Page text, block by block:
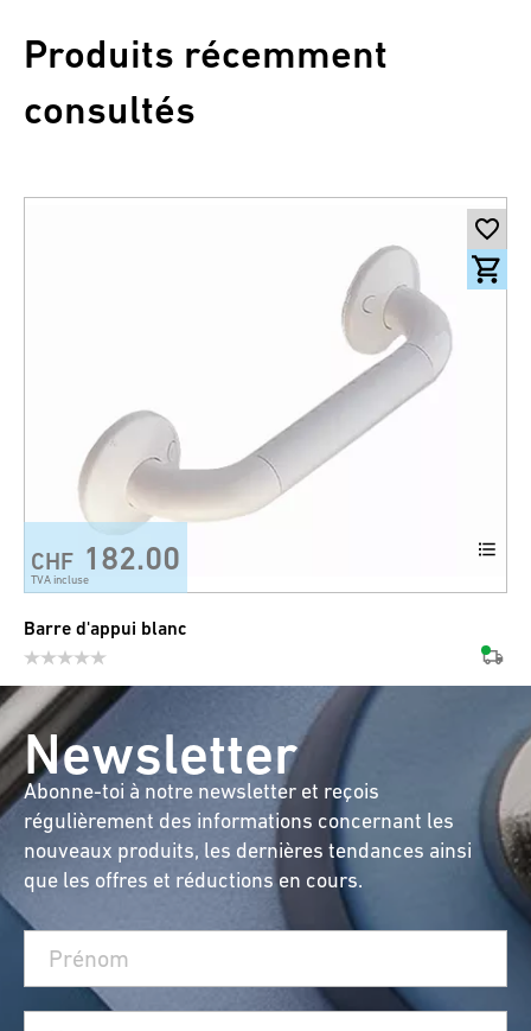
Produits récemment
consultés
CHF 182.00
TVA incluse
Barre d'appui blanc
Newsletter
Abonne-toi à notre newsletter et reçois
régulièrement des informations concernant les
nouveaux produits, les dernières tendances ainsi
que les offres et réductions en cours.